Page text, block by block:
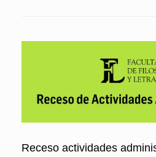
Receso actividades